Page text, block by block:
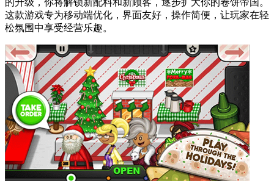
这款游戏专为移动端优化，界面友好，操作简便，让玩家在轻
松氛围中享受经营乐趣。